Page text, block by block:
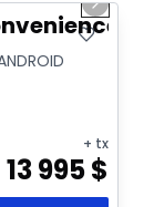
Next
+ tx
13 995$